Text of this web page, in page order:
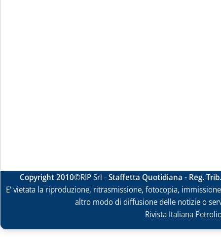
Copyright 2010©RIP Srl -Staffetta Quotidiana - Reg.
E' vietata la riproduzione, ritrasmissione, fotocopia,
altro modo di diffusione delle notizie o
Rivista Italiana